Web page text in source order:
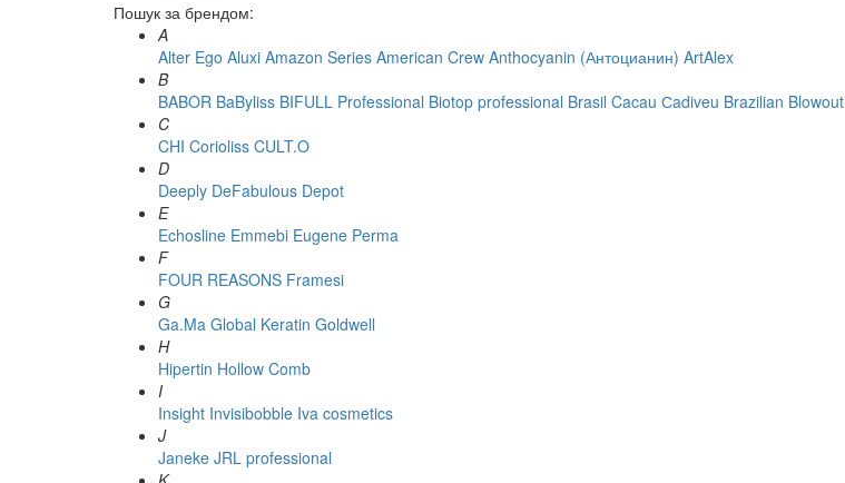
Пошук за брендом:
A
Alter Ego Aluxi Amazon Series American Crew Anthocyanin (Антоцианин) ArtAlex
B
BABOR BaByliss BIFULL Professional Biotop professional Brasil Cacau Сadiveu Brazilian Blowout
C
CHI Corioliss CULT.O
D
Deeply DeFabulous Depot
E
Echosline Emmebi Eugene Perma
F
FOUR REASONS Framesi
G
Ga.Ma Global Keratin Goldwell
H
Hipertin Hollow Comb
I
Insight Invisibobble Iva cosmetics
J
Janeke JRL professional